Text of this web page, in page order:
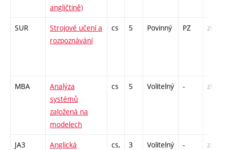
angličtině)
SUR
Strojové učení a
rozpoznávání
cs 5 Povinný PZ zk
MBA
Analýza
systémů
založená na
modelech
cs 5 Volitelný - zk
JA3
Anglická
cs,
3 Volitelný - zá,zk